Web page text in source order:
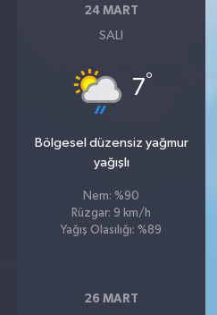
24 MART
SALI
7°
Bölgesel düzensiz yağmur
yağışlı
Nem: %90
Rüzgar: 9 km/h
Yağış Olasılığı: %89
26 MART